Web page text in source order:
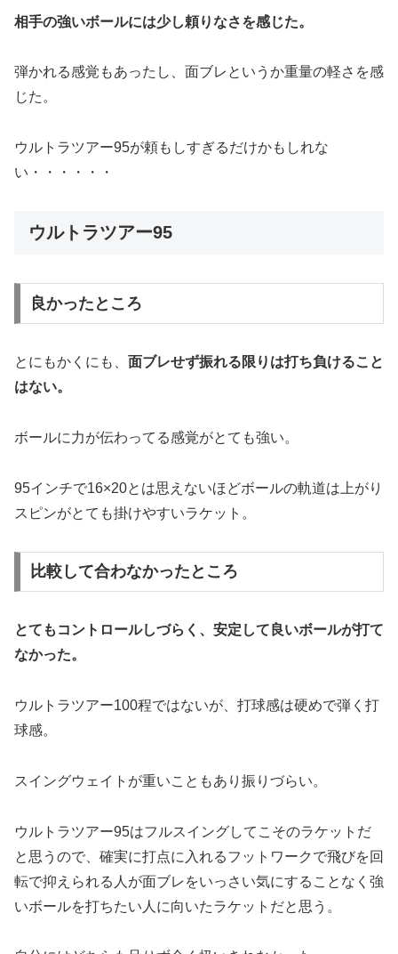
相手の強いボールには少し頼りなさを感じた。
弾かれる感覚もあったし、面ブレというか重量の軽さを感
じた。
ウルトラツアー95が頼もしすぎるだけかもしれな
い・・・・・・
ウルトラツアー95
良かったところ
とにもかくにも、 面ブレせず振れる限りは打ち負けること
はない。
ボールに力が伝わってる感覚がとても強い。
95インチで16×20とは思えないほどボールの軌道は上がり
スピンがとても掛けやすいラケット。
比較して合わなかったところ
とてもコントロールしづらく、安定して良いボールが打て
なかった。
ウルトラツアー100程ではないが、打球感は硬めで弾く打
球感。
スイングウェイトが重いこともあり振りづらい。
ウルトラツアー95はフルスイングしてこそのラケットだ
と思うので、確実に打点に入れるフットワークで飛びを回
転で抑えられる人が面ブレをいっさい気にすることなく強
いボールを打ちたい人に向いたラケットだと思う。